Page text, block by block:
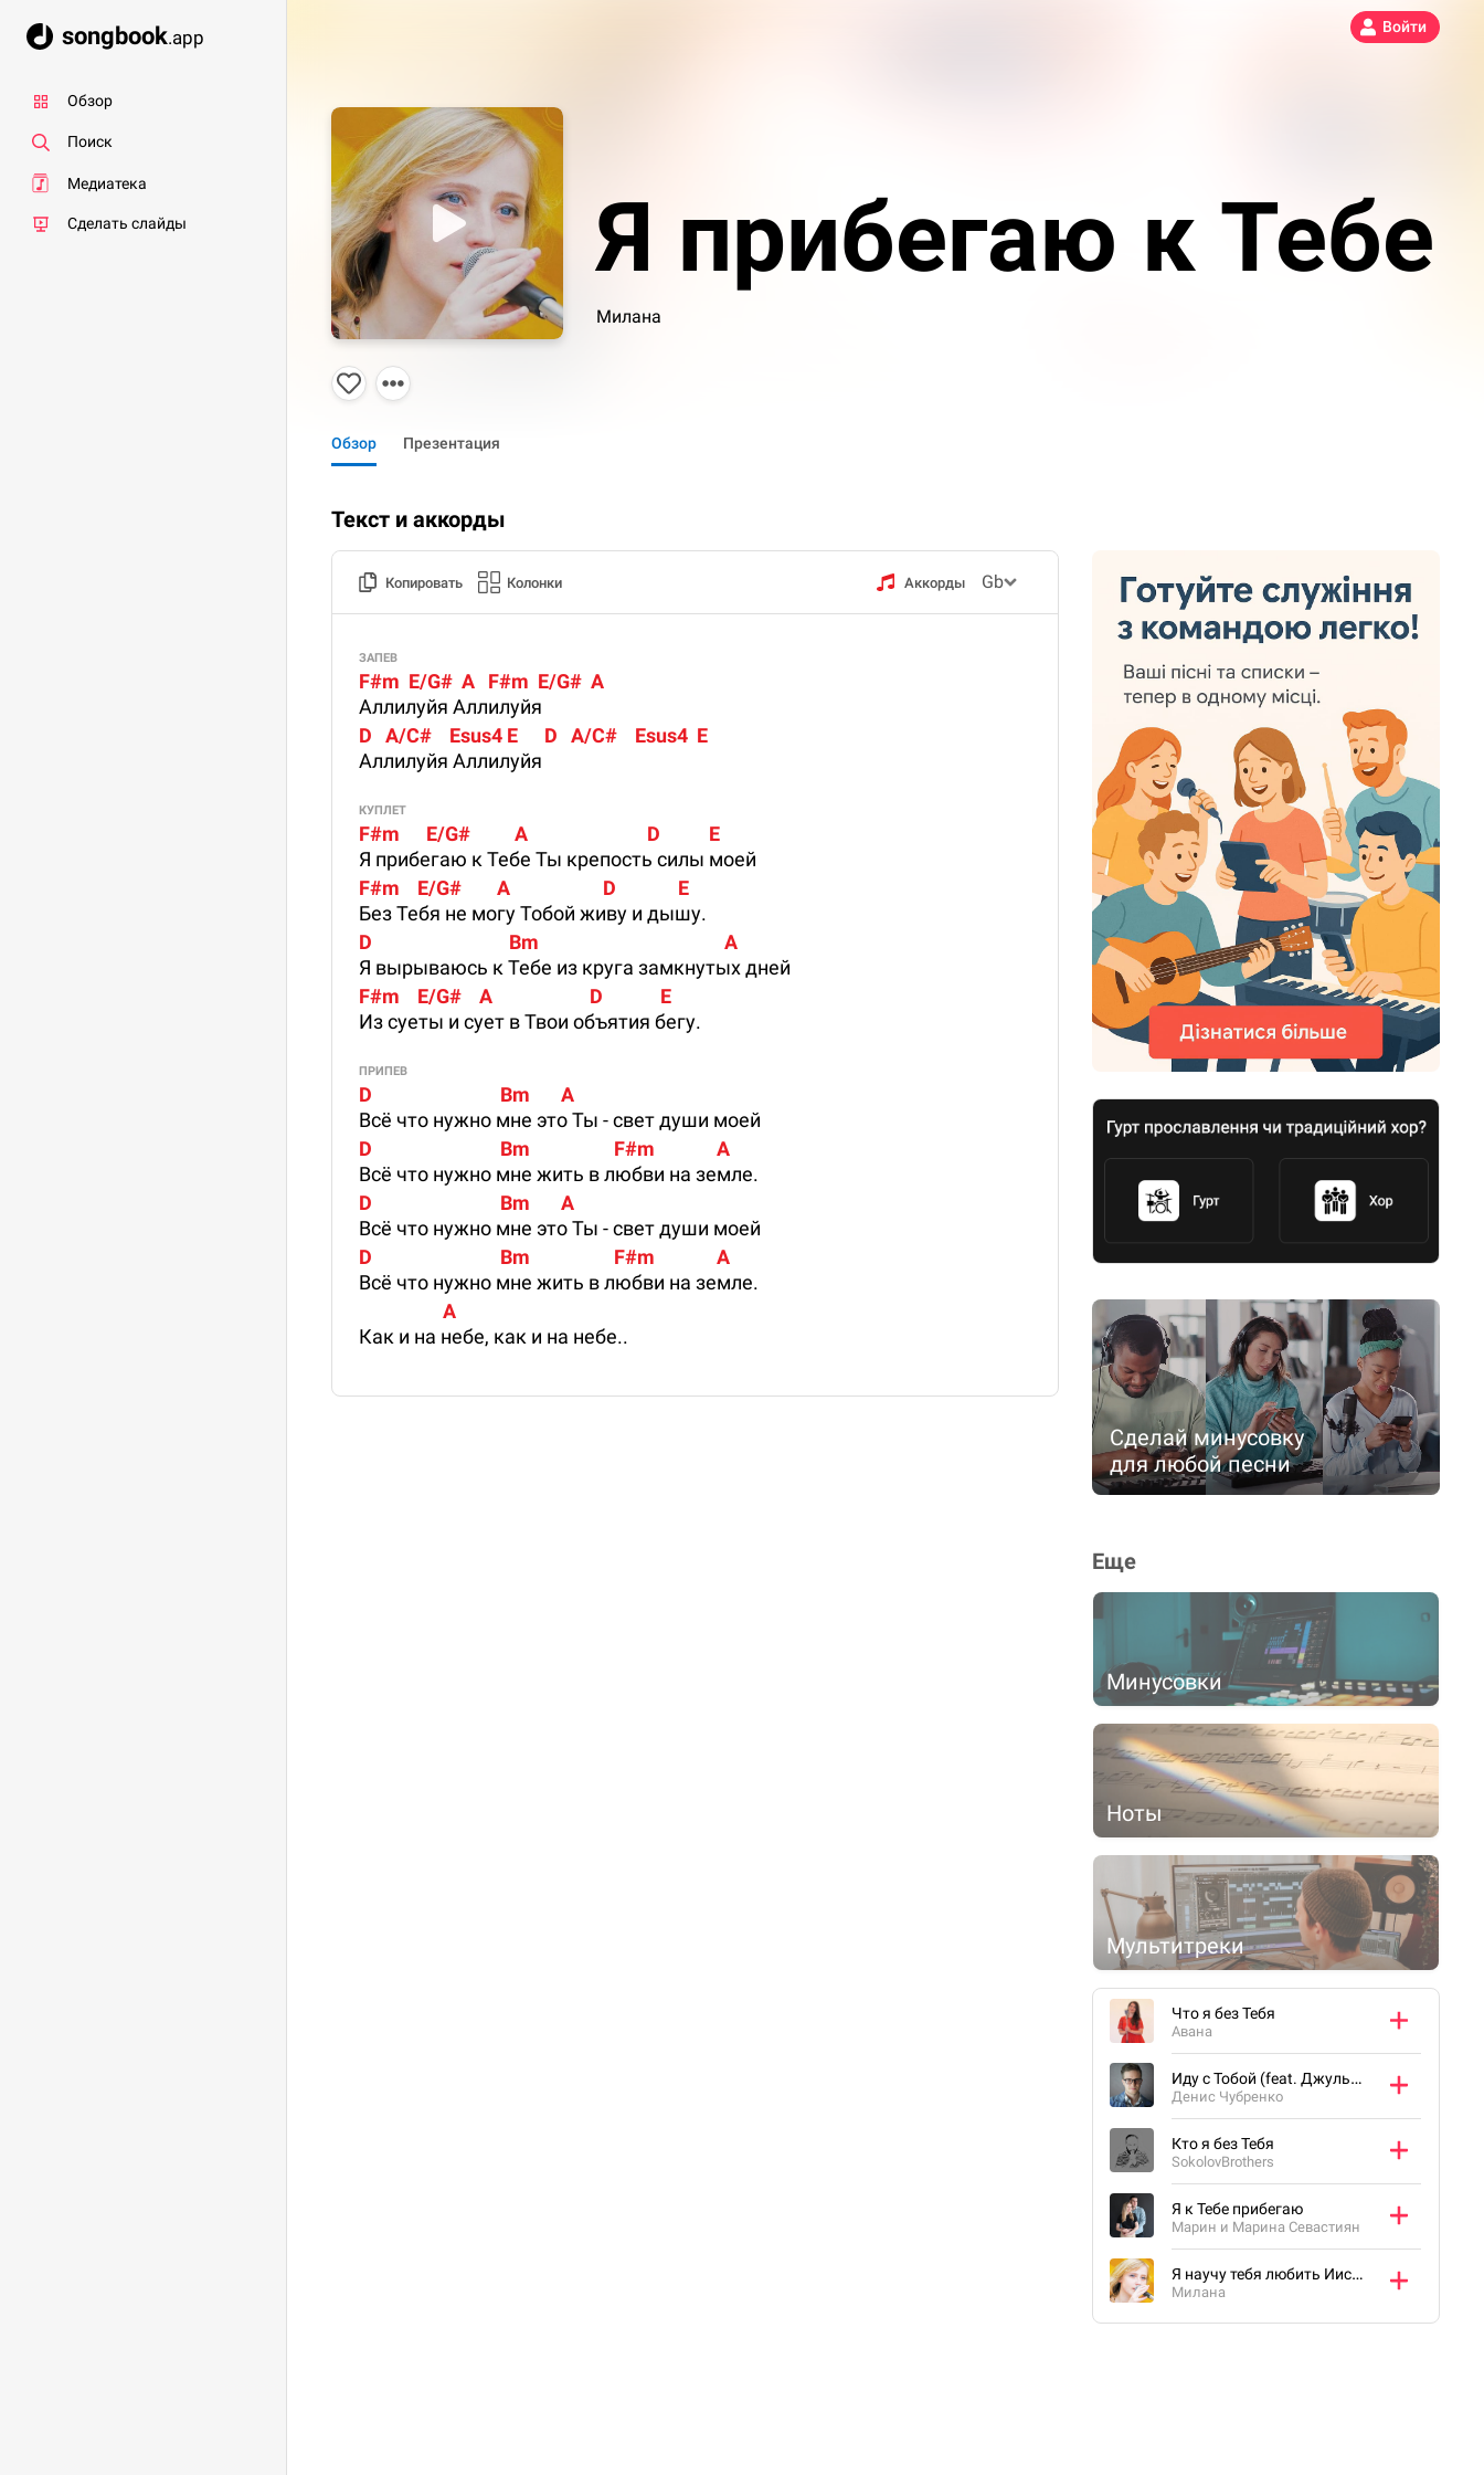
songbook.app
Обзор
Поиск
Медиатека
Сделать слайды
Войти
Я прибегаю к Тебе
Милана
Обзор Презентация
Текст и аккорды
Копировать Колонки Аккорды
ЗАПЕВ
F#m  E/G#  A   F#m  E/G#  A
Аллилуйя Аллилуйя
D   A/C#    Esus4 E      D   A/C#    Esus4  E
Аллилуйя Аллилуйя
КУПЛЕТ
F#m      E/G#          A                           D           E
Я прибегаю к Тебе Ты крепость силы моей
F#m    E/G#        A                     D              E
Без Тебя не могу Тобой живу и дышу.
D                               Bm                                          A
Я вырываюсь к Тебе из круга замкнутых дней
F#m    E/G#    A                      D             E
Из суеты и сует в Твои объятия бегу.
ПРИПЕВ
D                             Bm       A
Всё что нужно мне это Ты - свет души моей
D                             Bm                   F#m              A
Всё что нужно мне жить в любви на земле.
D                             Bm       A
Всё что нужно мне это Ты - свет души моей
D                             Bm                   F#m              A
Всё что нужно мне жить в любви на земле.
                   A
Как и на небе, как и на небе..
Сделай минусовку
для любой песни
Еще
Минусовки
Ноты
Мультитреки
Что я без Тебя
Авана
Иду с Тобой (feat. Джульетта Чубренко)
Денис Чубренко
Кто я без Тебя
SokolovBrothers
Я к Тебе прибегаю
Марин и Марина Севастиян
Я научу тебя любить Иисуса
Милана